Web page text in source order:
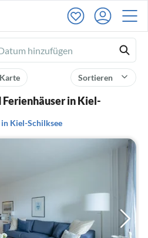
Sortieren
Karte
in Kiel-
Kiel-Schilksee